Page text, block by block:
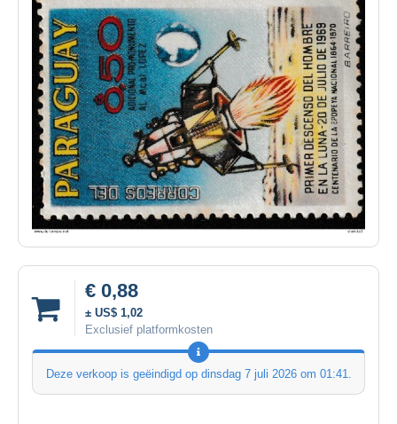
€ 0,88
± US$ 1,02
Exclusief platformkosten
Deze verkoop is geëindigd op dinsdag 7 juli 2026 om 01:41.